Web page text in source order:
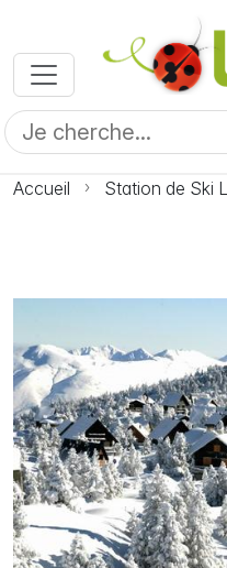
Accueil Station de Ski
Photo Station de